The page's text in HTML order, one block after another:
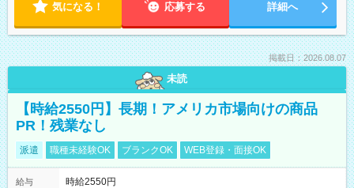
気になる！ 応募する 詳細へ
掲載日：2026.08.07
未読
【時給2550円】長期！アメリカ市場向けの商品
PR！残業なし
派遣 職種未経験OK ブランクOK WEB登録・面接OK
給与
時給2550円